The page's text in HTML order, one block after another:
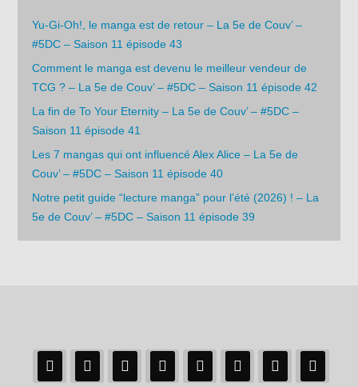
Yu-Gi-Oh!, le manga est de retour – La 5e de Couv’ –
#5DC – Saison 11 épisode 43
Comment le manga est devenu le meilleur vendeur de
TCG ? – La 5e de Couv’ – #5DC – Saison 11 épisode 42
La fin de To Your Eternity – La 5e de Couv’ – #5DC –
Saison 11 épisode 41
Les 7 mangas qui ont influencé Alex Alice – La 5e de
Couv’ – #5DC – Saison 11 épisode 40
Notre petit guide “lecture manga” pour l’été (2026) ! – La
5e de Couv’ – #5DC – Saison 11 épisode 39